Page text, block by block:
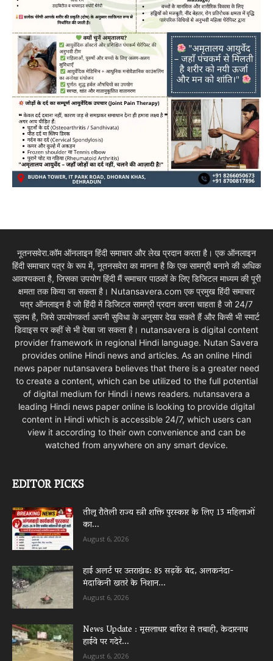
नूतनसवेरा.कॉम ऑनलाइन हिंदी समाचार और लेख प्रदान करता है। एक ऑनलाइन
हिंदी समाचार पत्र के रूप में, नूतनसवेरा का मानना है कि एक सामग्री बनाने की अधिक
आवश्यकता है, जिसका उपयोग हिंदी मैं समाचार पाठकों के लिए डिजिटल माध्यम की पूरी
क्षमता तक किया जा सकता है। Nutansavera.com एक प्रमुख हिंदी समाचार
पत्र ऑनलाइन है जो हिंदी में डिजिटल सामग्री प्रदान करना चाहता है जो 24/7
सुलभ है, जिसे उपयोगकर्ता अपनी सुविधा के अनुसार देख सकते हैं और किसी भी स्मार्ट
डिवाइस पर कहीं से भी देखा जा सकता है। nutansavera is digital content
provider framework in regional Hindi language. Nutan Savera
provides online Hindi news and articles. As an online Hindi
news paper nutansavera believes that there is a greater need
to create a content, which can be utilized to the full potential
of digital medium for Hindi i news readers. nutansavera a
leading Hindi news paper online is looking to provide digital
content in Hindi which is accessible 24/7, which users can
view it according to their own convenience and can be
watched from anywhere on any smart device.
EDITOR PICKS
तीलू रौतेली राज्य स्त्री शक्ति पुरस्कार के लिए 13 महिलाओं
का...
August 6, 2026
हाई अलर्ट पर उत्तराखंड: 85 सड़कें बंद, अलकनंदा-
मंदाकिनी खतरे के निशान...
August 6, 2026
News Update : मूसलाधार बारिश से तबाही, केदारनाथ
हाईवे पर गदेरे...
August 6, 2026